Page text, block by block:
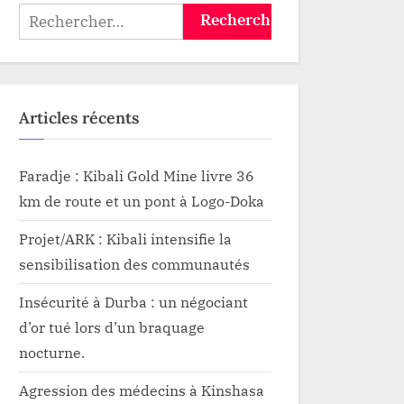
Rechercher :
Articles récents
Faradje : Kibali Gold Mine livre 36
km de route et un pont à Logo-Doka
Projet/ARK : Kibali intensifie la
sensibilisation des communautés
Insécurité à Durba : un négociant
d’or tué lors d’un braquage
nocturne.
Agression des médecins à Kinshasa